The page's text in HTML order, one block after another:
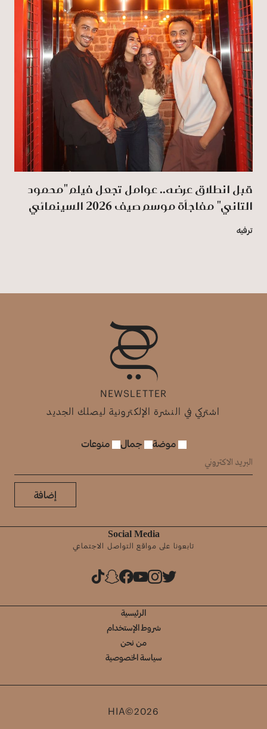
قبل انطلاق عرضه.. عوامل تجعل فيلم "محمود
التاني" مفاجأة موسم صيف 2026 السينمائي
ترفيه
NEWSLETTER
اشتركي في النشرة الإلكترونية ليصلك الجديد
موضة جمال منوعات
إضافة
Social Media
تابعونا على مواقع التواصل الاجتماعي
الرئيسية
شروط الإستخدام
من نحن
سياسة الخصوصية
HIA©2026